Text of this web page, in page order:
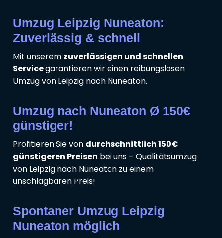
Umzug Leipzig Nuneaton:
Zuverlässig & schnell
Mit unserem zuverlässigen und schnellen
Servicegarantieren wir einen reibungslosen
Umzug von Leipzig nach Nuneaton.
Umzug nach Nuneaton Ø 150€
günstiger!
Profitieren Sie von durchschnittlich 150€
günstigeren Preisen bei uns – Qualitätsumzug
von Leipzig nach Nuneaton zu einem
unschlagbaren Preis!
Spontaner Umzug Leipzig
Nuneaton möglich